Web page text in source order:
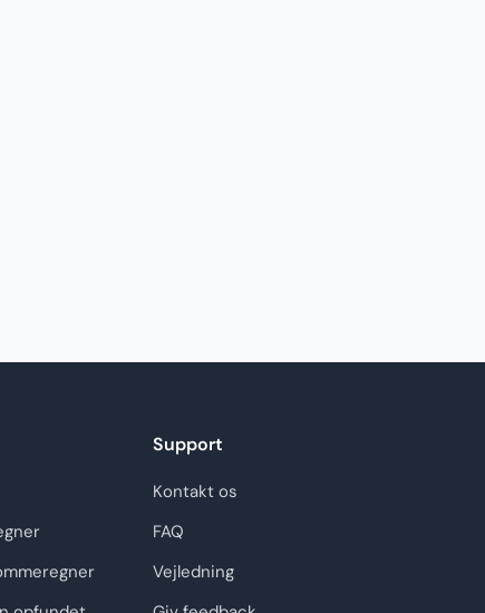
Support
Kontakt os
FAQ
Vejledning